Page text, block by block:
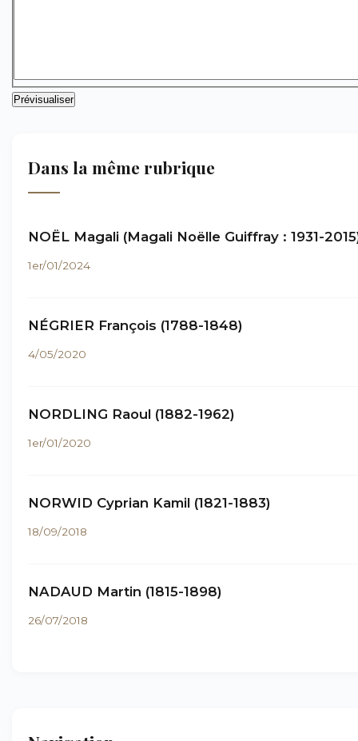
Dans la même rubrique
NOËL Magali (Magali Noëlle Guiffray : 1931-
1er/01/2024
NÉGRIER François (1788-1848)
4/05/2020
NORDLING Raoul (1882-1962)
1er/01/2020
NORWID Cyprian Kamil (1821-1883)
18/09/2018
NADAUD Martin (1815-1898)
26/07/2018